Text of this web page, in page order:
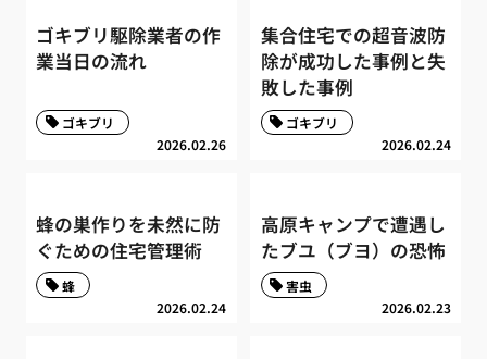
ゴキブリ駆除業者の作
業当日の流れ
2026.02.26
ゴキブリ
集合住宅での超音波防
除が成功した事例と失
敗した事例
2026.02.24
ゴキブリ
蜂の巣作りを未然に防
ぐための住宅管理術
2026.02.24
蜂
高原キャンプで遭遇し
たブユ（ブヨ）の恐怖
2026.02.23
害虫